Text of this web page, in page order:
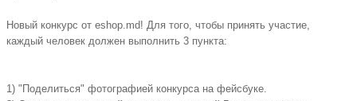
Новый конкурс от eshop.md! Для того, чтобы принять участие,
каждый человек должен выполнить 3 пункта:
1) "Поделиться" фотографией конкурса на фейсбуке.